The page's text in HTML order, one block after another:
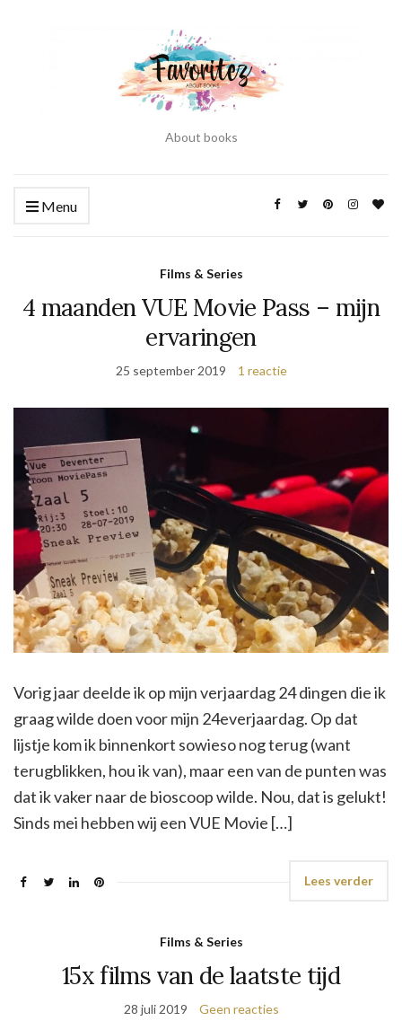
About books
Menu
Films & Series
4 maanden VUE Movie Pass – mijn
ervaringen
25 september 2019 1 reactie
Vorig jaar deelde ik op mijn verjaardag 24 dingen die ik
graag wilde doen voor mijn 24everjaardag. Op dat
lijstje kom ik binnenkort sowieso nog terug (want
terugblikken, hou ik van), maar een van de punten was
dat ik vaker naar de bioscoop wilde. Nou, dat is gelukt!
Sinds mei hebben wij een VUE Movie […]
Lees verder
Films & Series
15x films van de laatste tijd
28 juli 2019 Geen reacties